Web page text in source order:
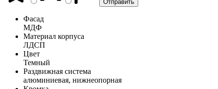
Фасад
МДФ
Материал корпуса
ЛДСП
Цвет
Темный
Раздвижная система
алюминиевая, нижнеопорная